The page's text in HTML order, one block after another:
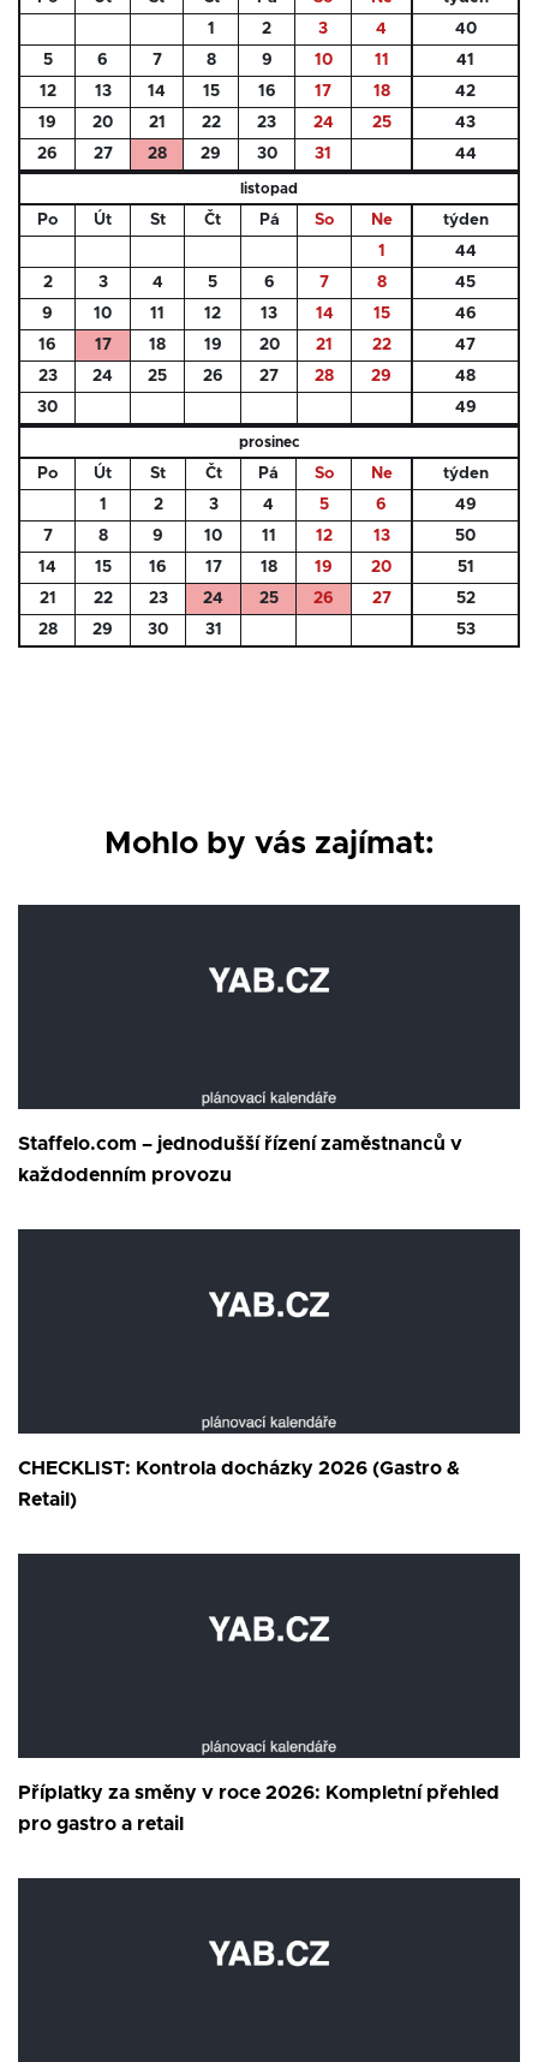
1
2 3 4
40
5
6 7 8 9 10 11
41
12
13 14 15 16 17 18
42
19
20 21 22 23 24 25
43
26
27 28 29 30 31 44
listopad
Po Út St Čt Pá So Ne
týden
1
44
2
3 4 5 6 7 8
45
9
10 11 12 13 14 15
46
16
17 18 19 20 21 22
47
23
24 25 26 27 28 29
48
30
49
prosinec
Po Út St Čt Pá So Ne
týden
1
2 3 4 5 6
49
7
8 9 10 11 12 13
50
14
15 16 17 18 19 20
51
21
22 23 24 25 26 27
52
28
29 30 31 53
Mohlo by vás zajímat:
Staffelo.com – jednodušší řízení zaměstnanců v
každodenním provozu
CHECKLIST: Kontrola docházky 2026 (Gastro &
Retail)
Příplatky za směny v roce 2026: Kompletní přehled
pro gastro a retail